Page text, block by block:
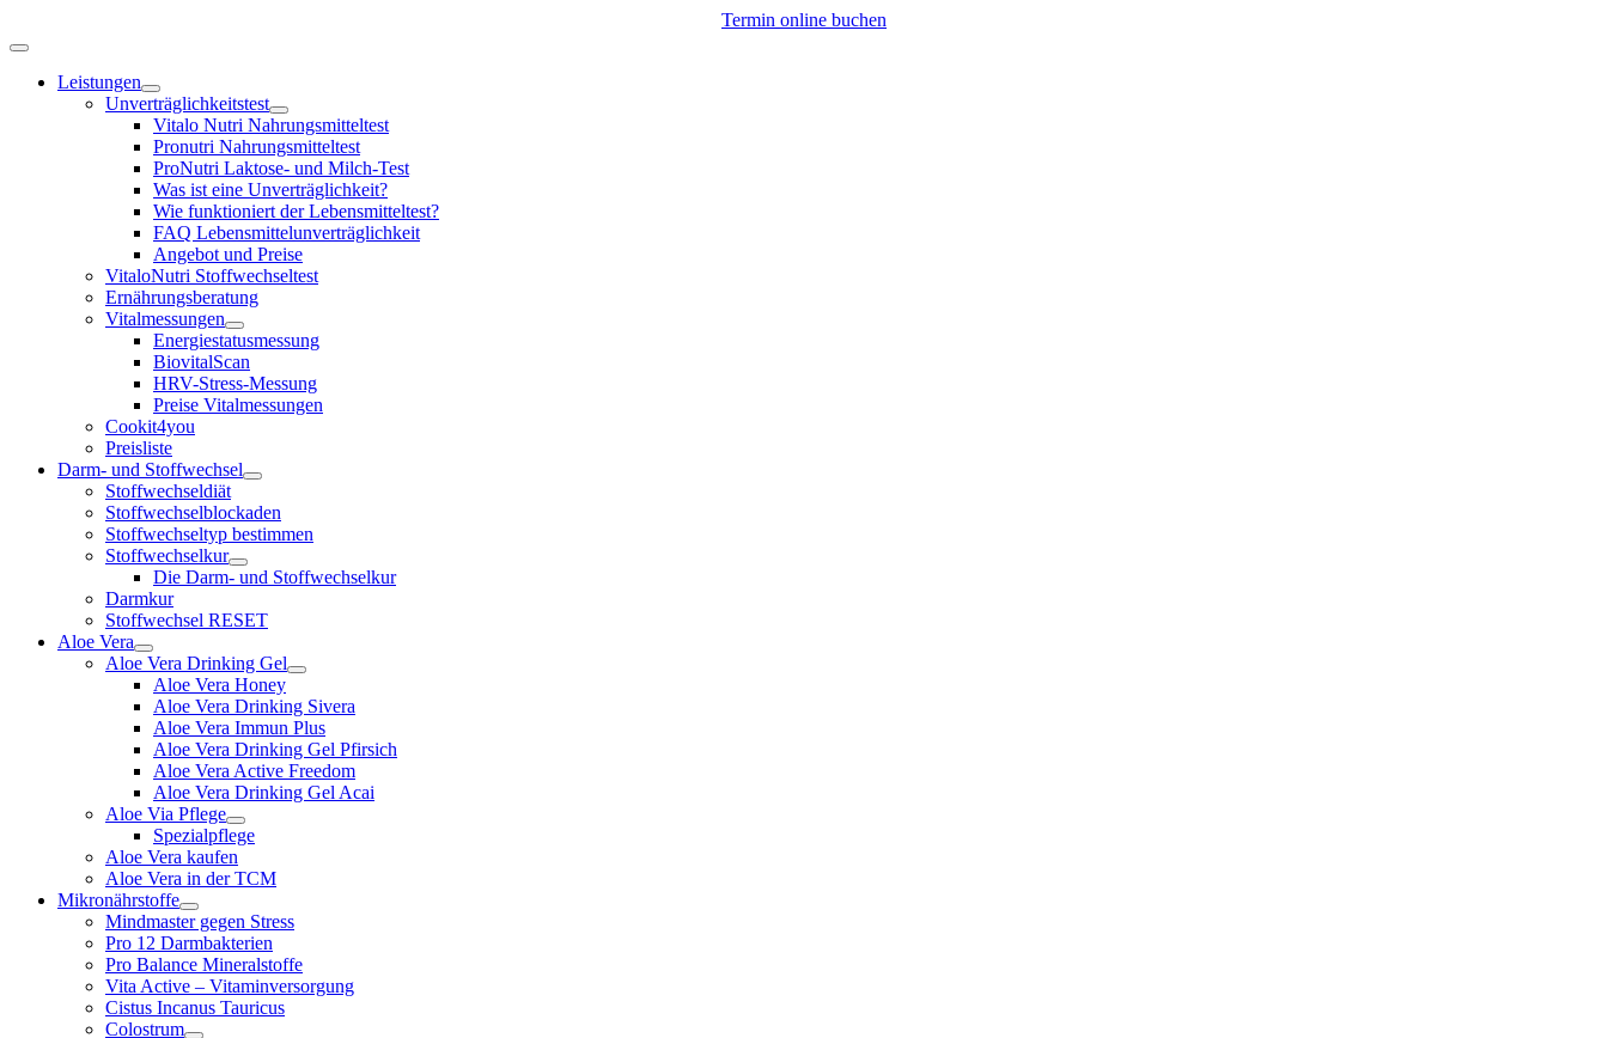
Inhalt
Termin online buchen
Toggle
NavigationLeistungen
Unverträglichkeitstest
Vitalo Nutri Nahrungsmitteltest
Pronutri Nahrungsmitteltest
ProNutri Laktose- und Milch-Test
Was ist eine Unverträglichkeit?
Wie funktioniert der Lebensmitteltest?
FAQ Lebensmittelunverträglichkeit
Angebot und Preise
VitaloNutri Stoffwechseltest
Ernährungsberatung
Vitalmessungen
Energiestatusmessung
BiovitalScan
HRV-Stress-Messung
Preise Vitalmessungen
Cookit4you
Preisliste
Darm- und Stoffwechsel
Stoffwechseldiät
Stoffwechselblockaden
Stoffwechseltyp bestimmen
Stoffwechselkur
Die Darm- und Stoffwechselkur
Darmkur
Stoffwechsel RESET
Aloe Vera
Aloe Vera Drinking Gel
Aloe Vera Honey
Aloe Vera Drinking Sivera
Aloe Vera Immun Plus
Aloe Vera Drinking Gel Pfirsich
Aloe Vera Active Freedom
Aloe Vera Drinking Gel Acai
Aloe Via Pflege
Spezialpflege
Aloe Vera kaufen
Aloe Vera in der TCM
Mikronährstoffe
Mindmaster gegen Stress
Pro 12 Darmbakterien
Pro Balance Mineralstoffe
Vita Active – Vitaminversorgung
Cistus Incanus Tauricus
Colostrum